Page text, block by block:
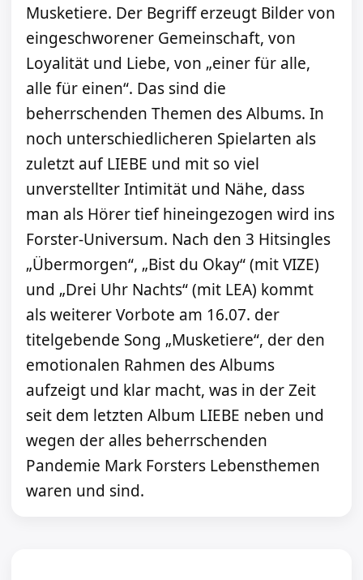
Musketiere. Der Begriff erzeugt Bilder von
eingeschworener Gemeinschaft, von
Loyalität und Liebe, von „einer für alle,
alle für einen“. Das sind die
beherrschenden Themen des Albums. In
noch unterschiedlicheren Spielarten als
zuletzt auf LIEBE und mit so viel
unverstellter Intimität und Nähe, dass
man als Hörer tief hineingezogen wird ins
Forster-Universum. Nach den 3 Hitsingles
„Übermorgen“, „Bist du Okay“ (mit VIZE)
und „Drei Uhr Nachts“ (mit LEA) kommt
als weiterer Vorbote am 16.07. der
titelgebende Song „Musketiere“, der den
emotionalen Rahmen des Albums
aufzeigt und klar macht, was in der Zeit
seit dem letzten Album LIEBE neben und
wegen der alles beherrschenden
Pandemie Mark Forsters Lebensthemen
waren und sind.